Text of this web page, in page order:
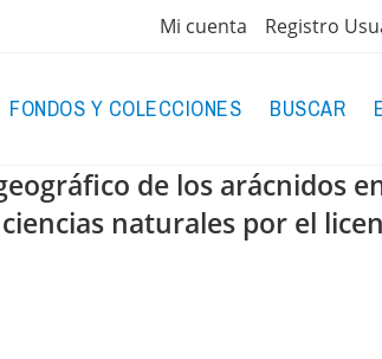
Mi cuenta Registro
FONDOS Y COLECCIONES BUSCAR
de los arácnidos
naturales por el